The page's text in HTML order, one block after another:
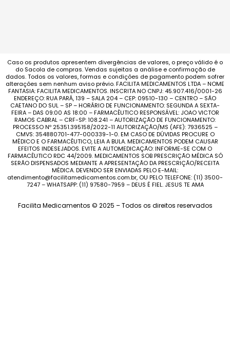
Caso os produtos apresentem divergências de valores, o preço válido é o
do Sacola de compras. Vendas sujeitas a análise e confirmação de
dados. Todos os valores, formas e condições de pagamento podem sofrer
alterações sem nenhum aviso prévio. FACILITA MEDICAMENTOS LTDA – NOME
FANTASIA: FACILITA MEDICAMENTOS. INSCRITA NO CNPJ: 45.907.416/0001-26
ENDEREÇO: RUA PARÁ, 139 – SALA 204 – CEP: 09510-130 – CENTRO – SÃO
CAETANO DO SUL – SP – HORÁRIO DE FUNCIONAMENTO: SEGUNDA A SEXTA-
FEIRA – DAS 09:00 AS 18:00 – FARMACÊUTICO RESPONSÁVEL: JOAO VICTOR
RAMOS CABRAL – CRF-SP: 108.241 – AUTORIZAÇÃO DE FUNCIONAMENTO:
PROCESSO Nº 25351.395158/2022-11 AUTORIZAÇÃO/MS (AFE): 7936525 –
CMVS: 354880701-477-000339-1-0. EM CASO DE DÚVIDAS PROCURE O
MÉDICO E O FARMACÊUTICO, LEIA A BULA. MEDICAMENTOS PODEM CAUSAR
EFEITOS INDESEJADOS. EVITE A AUTOMEDICAÇÃO: INFORME-SE COM O
FARMACÊUTICO RDC 44/2009. MEDICAMENTOS SOB PRESCRIÇÃO MÉDICA SÓ
SERÃO DISPENSADOS MEDIANTE A APRESENTAÇÃO DA PRESCRIÇÃO/RECEITA
MÉDICA. DEVENDO SER ENVIADAS PELO E-MAIL:
atendimento@facilitamedicamentos.com.br, OU PELO TELEFONE: (11) 3500-
7247 – WHATSAPP: (11) 97580-7959 – DEUS É FIEL. JESUS TE AMA
Facilita Medicamentos © 2025 – Todos os direitos reservados